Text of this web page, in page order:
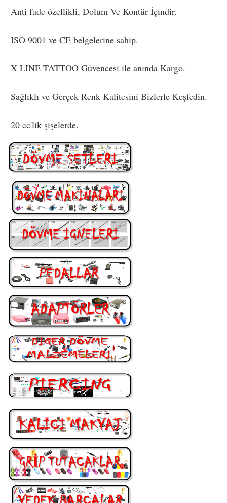
Anti fade özellikli, Dolum Ve Kontür İçindir.
ISO 9001 ve CE belgelerine sahip.
X LINE TATTOO Güvencesi ile anında Kargo.
Sağlıklı ve Gerçek Renk Kalitesini Bizlerle Keşfedin.
20 cc'lik şişelerde.